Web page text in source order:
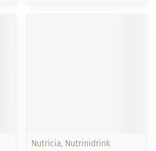
Nutricia, Nutrinidrink